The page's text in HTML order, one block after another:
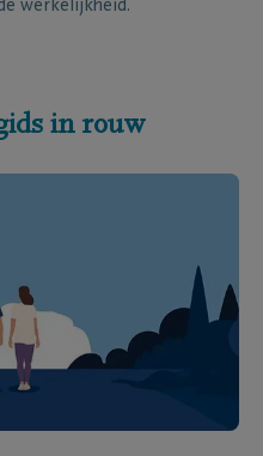
werkelijkheid.
in rouw